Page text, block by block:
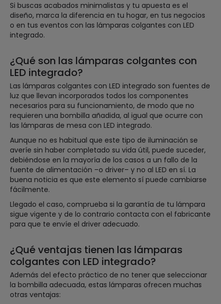
Si buscas acabados minimalistas y tu apuesta es el
diseño, marca la diferencia en tu hogar, en tus negocios
o en tus eventos con las lámparas colgantes con LED
integrado.
¿Qué son las lámparas colgantes con
LED integrado?
Las lámparas colgantes con LED integrado son fuentes de
luz que llevan incorporados todos los componentes
necesarios para su funcionamiento, de modo que no
requieren una bombilla añadida, al igual que ocurre con
las lámparas de mesa con LED integrado.
Aunque no es habitual que este tipo de iluminación se
averíe sin haber completado su vida útil, puede suceder,
debiéndose en la mayoría de los casos a un fallo de la
fuente de alimentación –o driver– y no al LED en sí. La
buena noticia es que este elemento sí puede cambiarse
fácilmente.
Llegado el caso, comprueba si la garantía de tu lámpara
sigue vigente y de lo contrario contacta con el fabricante
para que te envíe el driver adecuado.
¿Qué ventajas tienen las lámparas
colgantes con LED integrado?
Además del efecto práctico de no tener que seleccionar
la bombilla adecuada, estas lámparas ofrecen muchas
otras ventajas: